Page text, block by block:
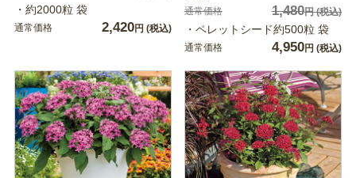
・約2000粒 袋
通常価格 2,420円 (税込)
通常価格 1,480円(税込)
・ペレットシード約500粒 袋
通常価格 4,950円 (税込)